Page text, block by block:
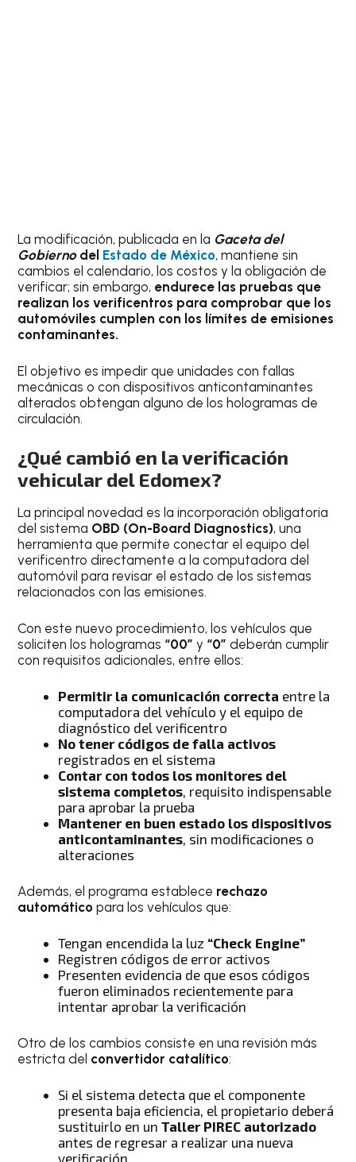
La modificación, publicada en la Gaceta del
Gobierno del Estado de México, mantiene sin
cambios el calendario, los costos y la obligación de
verificar; sin embargo, endurece las pruebas que
realizan los verificentros para comprobar que los
automóviles cumplen con los límites de emisiones
contaminantes.
El objetivo es impedir que unidades con fallas
mecánicas o con dispositivos anticontaminantes
alterados obtengan alguno de los hologramas de
circulación.
¿Qué cambió en la verificación
vehicular del Edomex?
La principal novedad es la incorporación obligatoria
del sistema OBD (On-Board Diagnostics), una
herramienta que permite conectar el equipo del
verificentro directamente a la computadora del
automóvil para revisar el estado de los sistemas
relacionados con las emisiones.
Con este nuevo procedimiento, los vehículos que
soliciten los hologramas “00” y “0” deberán cumplir
con requisitos adicionales, entre ellos:
Permitir la comunicación correcta entre la
computadora del vehículo y el equipo de
diagnóstico del verificentro
No tener códigos de falla activos
registrados en el sistema
Contar con todos los monitores del
sistema completos, requisito indispensable
para aprobar la prueba
Mantener en buen estado los dispositivos
anticontaminantes, sin modificaciones o
alteraciones
Además, el programa establece rechazo
automático para los vehículos que:
Tengan encendida la luz “Check Engine”
Registren códigos de error activos
Presenten evidencia de que esos códigos
fueron eliminados recientemente para
intentar aprobar la verificación
Otro de los cambios consiste en una revisión más
estricta del convertidor catalítico:
Si el sistema detecta que el componente
presenta baja eficiencia, el propietario deberá
sustituirlo en unTaller PIREC autorizado
antes de regresar a realizar una nueva
verificación